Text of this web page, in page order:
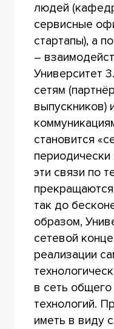
людей
сервисные
стартапы), а
–
Университет
сетям
выпускников)
становится
эти связи по
так до
образом,
сетевой
реализации
в сеть
технологий.
иметь в виду